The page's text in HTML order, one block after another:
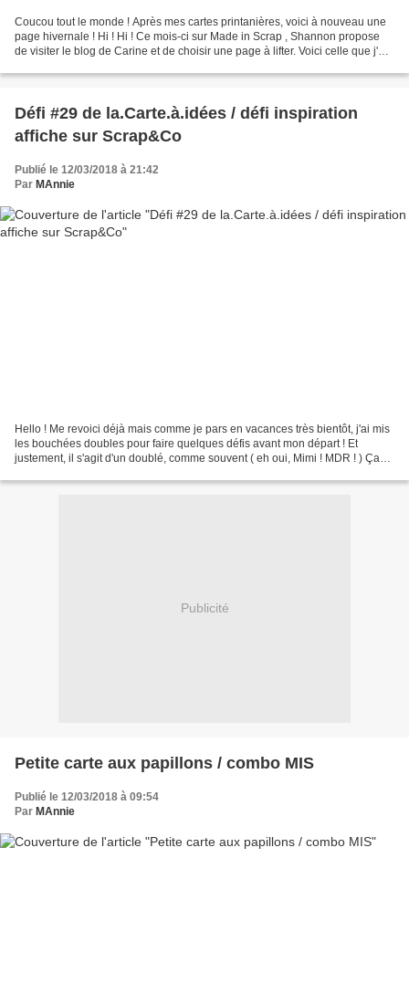
Coucou tout le monde ! Après mes cartes printanières, voici à nouveau une
page hivernale ! Hi ! Hi ! Ce mois-ci sur Made in Scrap , Shannon propose
de visiter le blog de Carine et de choisir une page à lifter. Voici celle que j'ai
Défi #29 de la.Carte.à.idées / défi inspiration
affiche sur Scrap&Co
Publié le 12/03/2018 à 21:42
Par MAnnie
Hello ! Me revoici déjà mais comme je pars en vacances très bientôt, j'ai mis
les bouchées doubles pour faire quelques défis avant mon départ ! Et
justement, il s'agit d'un doublé, comme souvent ( eh oui, Mimi ! MDR ! ) Ça
Publicité
Petite carte aux papillons / combo MIS
Publié le 12/03/2018 à 09:54
Par MAnnie